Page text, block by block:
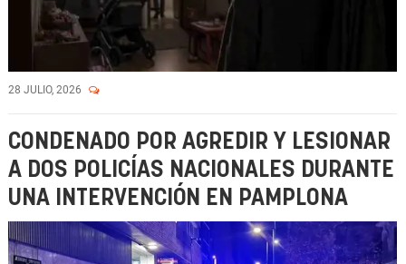
28 JULIO, 2026
CONDENADO POR AGREDIR Y LESIONAR
A DOS POLICÍAS NACIONALES DURANTE
UNA INTERVENCIÓN EN PAMPLONA